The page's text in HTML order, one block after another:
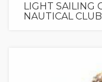
LIGHT SAILING
NAUTICAL CLUB